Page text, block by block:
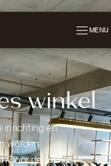
MENU
winkel
inrichting en
worden
door de ruimte